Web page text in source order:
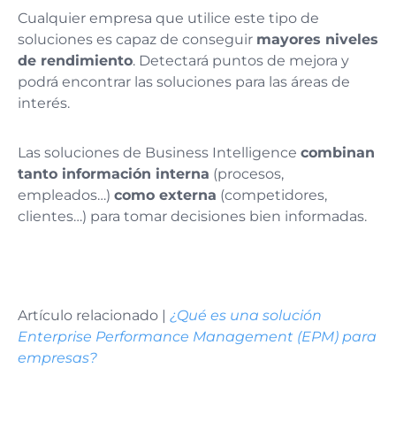
Cualquier empresa que utilice este tipo de
soluciones es capaz de conseguir mayores niveles
de rendimiento. Detectará puntos de mejora y
podrá encontrar las soluciones para las áreas de
interés.
Las soluciones de Business Intelligence combinan
tanto información interna (procesos,
empleados…) como externa (competidores,
clientes…) para tomar decisiones bien informadas.
Artículo relacionado | ¿Qué es una solución
Enterprise Performance Management (EPM) para
empresas?